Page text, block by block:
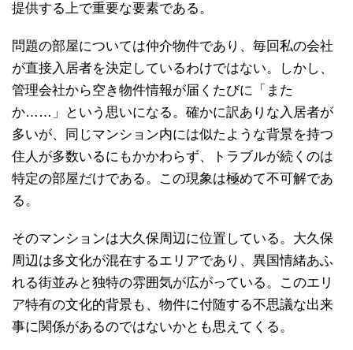
提供する上で重要な要素である。
問題の部屋については仲介物件であり、毎回私の会社
が直接入居者を決定しているわけではない。しかし、
管理会社から空き物件情報が届くたびに「また
か……」という思いになる。確かに訳ありな入居者が
多いが、同じマンション内には似たような背景を持つ
住人が多数いるにもかかわらず、トラブルが続くのは
特定の部屋だけである。この現象は極めて不可解であ
る。
そのマンションは大久保周辺に位置している。大久保
周辺は多文化が混在するエリアであり、異国情緒あふ
れる街並みと独特の雰囲気が広がっている。このエリ
ア特有の文化的背景も、物件に付随する不思議な出来
事に関係があるのではないかとも思えてくる。